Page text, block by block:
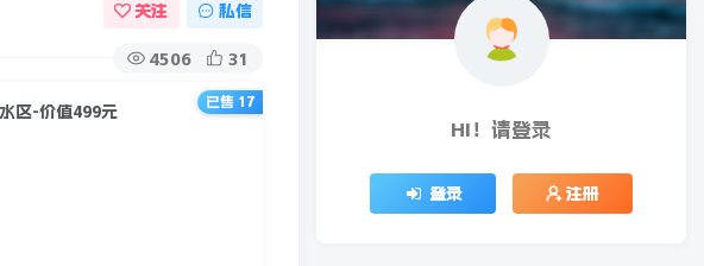
关注 私信
4506 31
区-价值499元
已售 17
HI！请登录
登录 注册